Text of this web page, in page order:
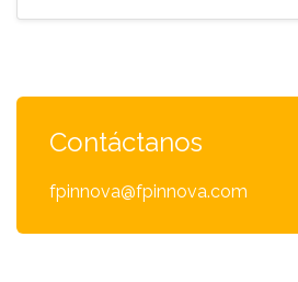
Contáctanos
fpinnova@fpinnova.com